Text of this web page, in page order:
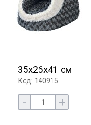
35х26х41 см
Код: 140915
- +